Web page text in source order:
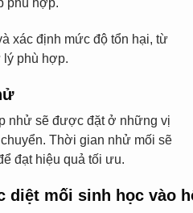
phù hợp.
xác định mức độ tổn hại, từ
phù hợp.
nhử sẽ được đặt ở những vị
Thời gian nhử mối sẽ
đạt hiệu quả tối ưu.
diệt mối sinh học vào